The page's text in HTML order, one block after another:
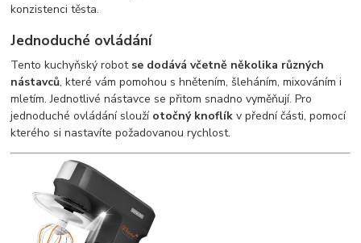
konzistenci těsta.
Jednoduché ovládání
Tento kuchyňský robot se dodává včetně několika různých
nástavců, které vám pomohou s hnětením, šleháním, mixováním i
mletím. Jednotlivé nástavce se přitom snadno vyměňují. Pro
jednoduché ovládání slouží otočný knoflík v přední části, pomocí
kterého si nastavíte požadovanou rychlost.